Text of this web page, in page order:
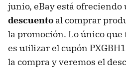
junio, eBay está ofreciendo
descuento al comprar
la promoción. Lo único que
es utilizar el cupón
la compra y veremos el